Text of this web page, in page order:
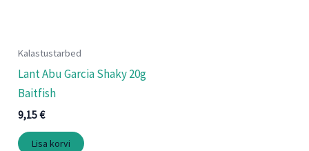
Kalastustarbed
Lant Abu Garcia Shaky 20g
Baitfish
9,15€
Lisa korvi